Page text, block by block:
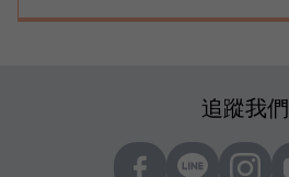
追蹤我們